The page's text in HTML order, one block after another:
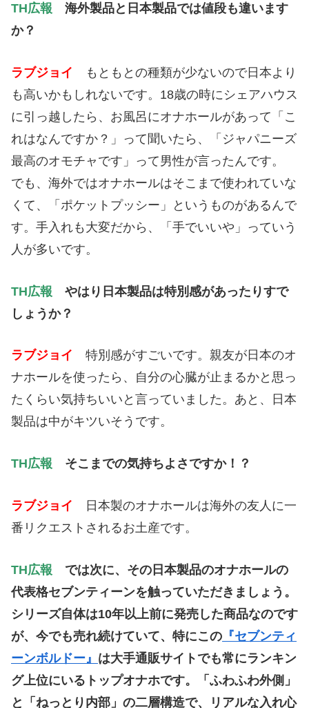
TH広報 海外製品と日本製品では値段も違います
か？
ラブジョイ もともとの種類が少ないので日本より
も高いかもしれないです。18歳の時にシェアハウス
に引っ越したら、お風呂にオナホールがあって「こ
れはなんですか？」って聞いたら、「ジャパニーズ
最高のオモチャです」って男性が言ったんです。
でも、海外ではオナホールはそこまで使われていな
くて、「ポケットプッシー」というものがあるんで
す。手入れも大変だから、「手でいいや」っていう
人が多いです。
TH広報 やはり日本製品は特別感があったりすで
しょうか？
ラブジョイ 特別感がすごいです。親友が日本のオ
ナホールを使ったら、自分の心臓が止まるかと思っ
たくらい気持ちいいと言っていました。あと、日本
製品は中がキツいそうです。
TH広報 そこまでの気持ちよさですか！？
ラブジョイ 日本製のオナホールは海外の友人に一
番リクエストされるお土産です。
TH広報 では次に、その日本製品のオナホールの
代表格セブンティーンを触っていただきましょう。
シリーズ自体は10年以上前に発売した商品なのです
が、今でも売れ続けていて、特にこの 『セブンティ
ーンボルドー』 は大手通販サイトでも常にランキン
グ上位にいるトップオナホです。「ふわふわ外側」
と「ねっとり内部」の二層構造で、リアルな入れ心